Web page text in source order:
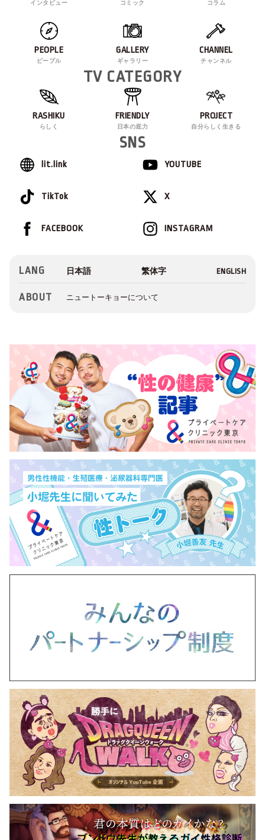
インタビュー コミック コラム
PEOPLE
ピープル
GALLERY
ギャラリー
CHANNEL
チャンネル
TV CATEGORY
RASHIKU
らしく
FRIENDLY
日本の底力
PROJECT
自分らしく生きる
SNS
lit.link YOUTUBE
TikTok X
INSTAGRAM
FACEBOOK
LANG
ABOUT ニュートーキョーについて